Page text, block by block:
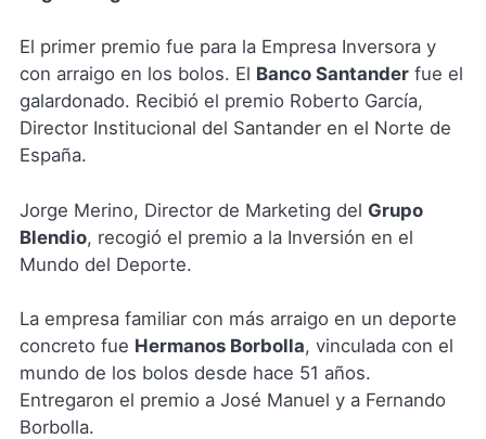
El primer premio fue para la Empresa Inversora y
con arraigo en los bolos. El Banco Santanderfue el
galardonado. Recibió el premio Roberto García,
Director Institucional del Santander en el Norte de
España.
Jorge Merino, Director de Marketing del Grupo
Blendio, recogió el premio a la Inversión en el
Mundo del Deporte.
La empresa familiar con más arraigo en un deporte
concreto fue Hermanos Borbolla, vinculada con el
mundo de los bolos desde hace 51 años.
Entregaron el premio a José Manuel y a Fernando
Borbolla.